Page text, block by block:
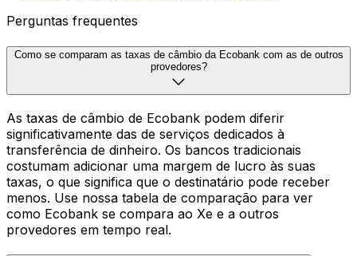
Perguntas frequentes
Como se comparam as taxas de câmbio da Ecobank com as de outros
provedores?
As taxas de câmbio de Ecobank podem diferir
significativamente das de serviços dedicados à
transferência de dinheiro. Os bancos tradicionais
costumam adicionar uma margem de lucro às suas
taxas, o que significa que o destinatário pode receber
menos. Use nossa tabela de comparação para ver
como Ecobank se compara ao Xe e a outros
provedores em tempo real.